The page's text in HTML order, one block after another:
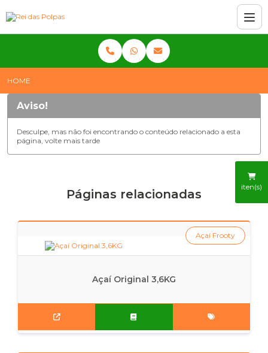
iten(s)
HOME
Aviso!
Desculpe, mas não foi encontrando o conteúdo relacionado a esta
página, volte mais tarde
Páginas relacionadas
Açaí Original 3,6KG
Açaí Frooty